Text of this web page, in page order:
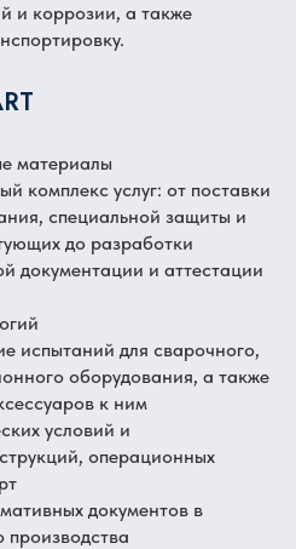
и коррозии, а также
материалы
комплекс услуг: от поставки
специальной защиты и
до разработки
документации и аттестации
испытаний для сварочного,
оборудования, а также
к ним
условий и
операционных
документов в
производства